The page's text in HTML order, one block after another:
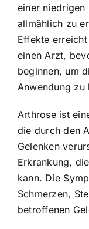
einer niedrigen
allmählich zu
Effekte
einen Arzt,
beginnen, um
Anwendung zu
Arthrose ist
die durch den
Gelenken
Erkrankung,
kann. Die
Schmerzen,
betroffenen